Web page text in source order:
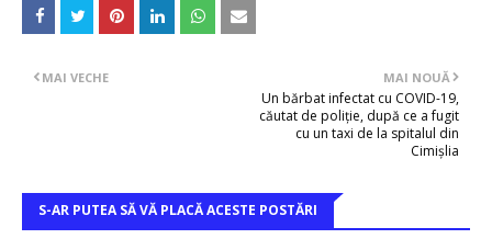
MAI NOUĂ
Un bărbat infectat cu COVID-19,
căutat de poliție, după ce a fugit
cu un taxi de la spitalul din
Cimișlia
MAI VECHE
S-AR PUTEA SĂ VĂ PLACĂ ACESTE POSTĂRI